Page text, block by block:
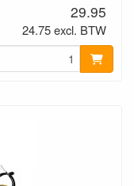
29.95
24.75 excl. BTW